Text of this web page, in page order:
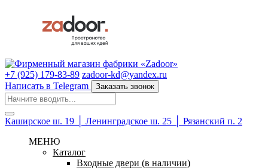
+7 (925) 179-83-89 zadoor-kd@yandex.ru
Написать в Telegram
Заказать звонок
Каширское ш. 19 │ Ленинградское ш. 25 │ Рязанский п. 2
МЕНЮ
Каталог
Входные двери (в наличии)